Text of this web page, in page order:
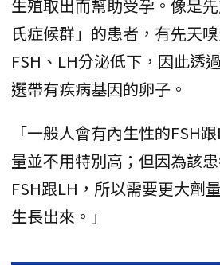
生殖取出而幫助受孕。像是
氏症候群」的患者，有先天
FSH、LH分泌低下，因此透
選帶有疾病基因的卵子。
「一般人會有內生性的FSH
量並不用特別高；但因為該
FSH跟LH，所以需要更大劑
生長出來。」